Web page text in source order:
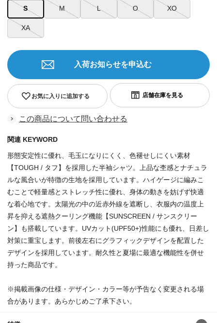
S M L O XO
XA
お気に入りに追加する
入荷お知らせを申込む
この商品について問い合わせる
関連 KEYWORD
形態安定性に優れ、毛玉になりにくく、色褪せしにくい素材
【TOUGH / タフ】を採用した半袖シャツ。上品な杢感とナチュラ
ルな風合いが特徴の生地を採用しています。ハイゲージに編みこ
むことで軽量感とストレッチ性に優れ、身体の動きを妨げず快適
な着心地です。太陽光の中の近赤外線を遮断し、衣服内の温度上
昇を抑える遮熱クーリング機能【SUNSCREEN / サンスクリー
ン】も搭載しています。UVカット(UPF50+)性能にも優れ、日差し
対策に重宝します。前後左右にグラフィックデザインを配置した
デザインを採用しています。耐久性と夏場に最適な機能性を併せ
持った商品です。
※掲載画像の仕様・デザイン・カラー等が予告なく変更される場
合があります。あらかじめご了承下さい。